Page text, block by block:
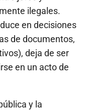
ilegales.
en decisiones
de documentos,
deja de ser
en un acto de
y la